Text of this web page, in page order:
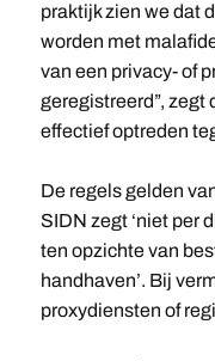
praktijk zien we dat
worden met
van een privacy- of
geregistreerd”, zegt
effectief optreden
De regels gelden
SIDN zegt ‘niet per
ten opzichte van
handhaven’. Bij
proxydiensten of